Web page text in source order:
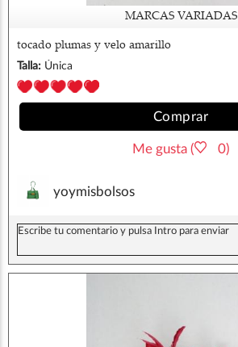
MARCAS VARIADAS
tocado plumas y velo amarillo
Talla: Única
Comprar
Me gusta ( 0)
yoymisbolsos